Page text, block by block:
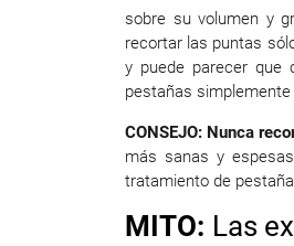
sobre su volumen y
recortar las puntas
y puede parecer que
pestañas
CONSEJO: Nunca
más sanas y
tratamiento de
MITO: Las